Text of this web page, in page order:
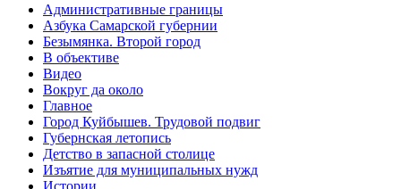
Административные границы
Азбука Самарской губернии
Безымянка. Второй город
В объективе
Видео
Вокруг да около
Главное
Город Куйбышев. Трудовой подвиг
Губернская летопись
Детство в запасной столице
Изъятие для муниципальных нужд
Истории